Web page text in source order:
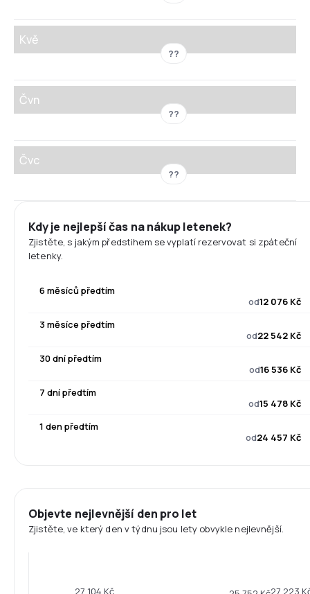
Kvě
??
Čvn
??
Čvc
??
Kdy je nejlepší čas na nákup letenek?
Zjistěte, s jakým předstihem se vyplatí rezervovat si zpáteční
letenky.
6 měsíců předtím
od12 076 Kč
3 měsíce předtím
od22 542 Kč
30 dní předtím
od16 536 Kč
7 dní předtím
od15 478 Kč
1 den předtím
od24 457 Kč
Objevte nejlevnější den pro let
Zjistěte, ve který den v týdnu jsou lety obvykle nejlevnější.
27 104 Kč 27 223